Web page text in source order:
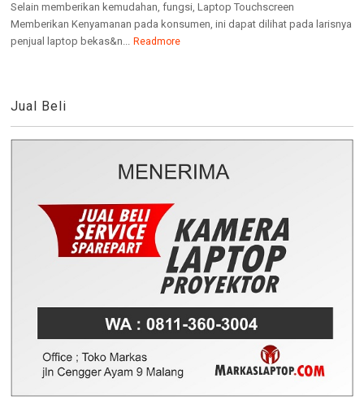
Selain memberikan kemudahan, fungsi, Laptop Touchscreen
Memberikan Kenyamanan pada konsumen, ini dapat dilihat pada larisnya
penjual laptop bekas&n... Readmore
Jual Beli